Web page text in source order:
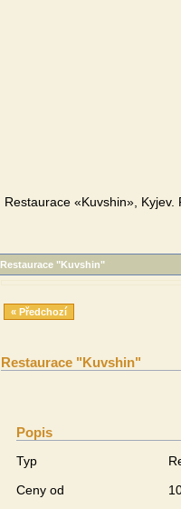
Restaurace «Kuvshin»,
Restaurace "Kuvshin"
« Předchozí
Restaurace "Kuvshin"
Popis
Typ
Ceny od